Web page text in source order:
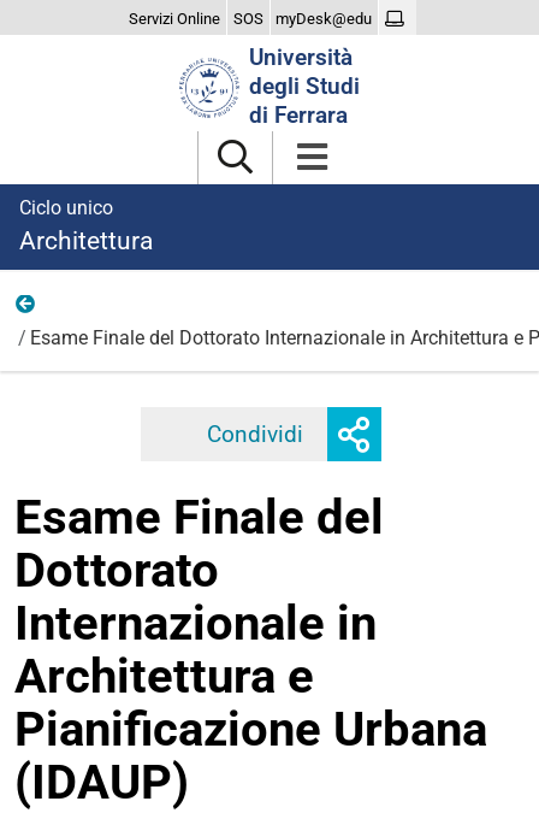
Servizi Online SOS myDesk@edu
Università
degli Studi
di Ferrara
Ciclo unico
Architettura
Esame Finale del Dottorato Internazionale in Architettura e
Condividi Facebook
di
Esame Finale del
Dottorato
Internazionale in
Architettura e
Pianificazione Urbana
(IDAUP)